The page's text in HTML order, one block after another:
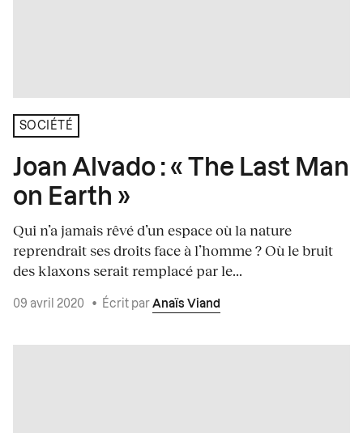
SOCIÉTÉ
Joan Alvado : « The Last Man
on Earth »
Qui n’a jamais rêvé d’un espace où la nature
reprendrait ses droits face à l’homme ? Où le bruit
des klaxons serait remplacé par le...
09 avril 2020 • Écrit par Anaïs Viand